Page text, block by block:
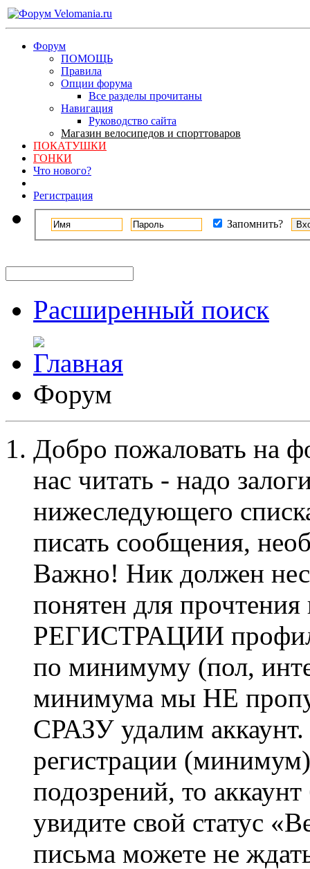
Форум
ПОМОЩЬ
Правила
Опции форума
Все разделы прочитаны
Навигация
Руководство сайта
Магазин велосипедов и спорттоваров
ПОКАТУШКИ
ГОНКИ
Что нового?
Регистрация
Запомнить?
Расширенный поиск
Форум
Добро пожаловать на
нас читать - надо
нижеследующего
писать сообщения,
Важно! Ник должен
понятен для
РЕГИСТРАЦИИ профиль
по минимуму (пол,
минимума мы НЕ
СРАЗУ удалим
регистрации
подозрений, то
увидите свой статус
письма можете не